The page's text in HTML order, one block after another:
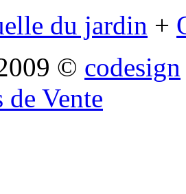
du jardin +
© codesign
Vente